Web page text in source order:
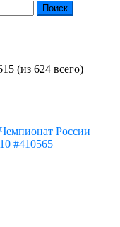
(из 624 всего)
Чемпионат России
#410565